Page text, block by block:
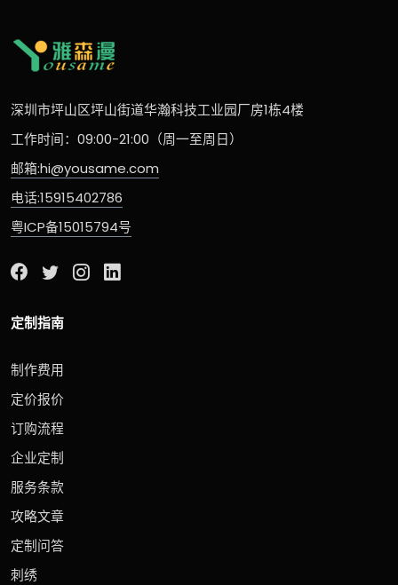
深圳市坪山区坪山街道华瀚科技工业园厂房1栋4楼
工作时间：09:00-21:00（周一至周日）
邮箱:hi@yousame.com
电话:15915402786
粤ICP备15015794号
定制指南
制作费用
定价报价
订购流程
企业定制
服务条款
攻略文章
定制问答
刺绣